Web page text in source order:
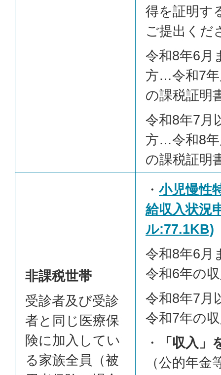
得を証明す
ご提出くだ
令和8年6月
方…令和7年
の課税証明
令和8年7月
方…令和8年
の課税証明
非課税世帯
受診者及び受診
者と同じ医療保
険に加入してい
る家族全員（被
・ 小児慢性
給収入状況
ル:77.1KB)
令和8年6月
令和6年の
令和8年7月
令和7年の
・
「収入
（公的年